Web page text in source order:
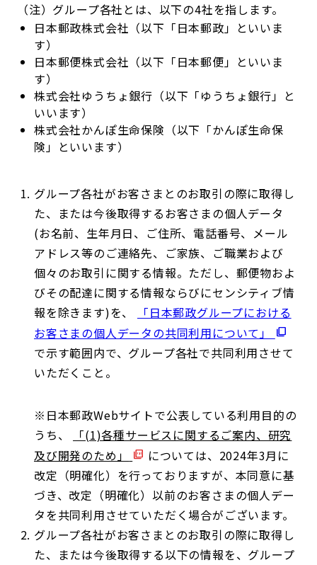
（注）グループ各社とは、以下の4社を指します。
日本郵政株式会社（以下「日本郵政」といいま
す）
日本郵便株式会社（以下「日本郵便」といいま
す）
株式会社ゆうちょ銀行（以下「ゆうちょ銀行」と
いいます）
株式会社かんぽ生命保険（以下「かんぽ生命保
険」といいます）
グループ各社がお客さまとのお取引の際に取得し
た、または今後取得するお客さまの個人データ
(お名前、生年月日、ご住所、電話番号、メール
アドレス等のご連絡先、ご家族、ご職業および
個々のお取引に関する情報。ただし、郵便物およ
びその配達に関する情報ならびにセンシティブ情
報を除きます)を、
「日本郵政グループにおける
お客さまの個人データの共同利用について」
で示す範囲内で、グループ各社で共同利用させて
いただくこと。
※日本郵政Webサイトで公表している利用目的の
うち、
「(1)各種サービスに関するご案内、研究
及び開発のため」
については、2024年3月に
改定（明確化）を行っておりますが、本同意に基
づき、改定（明確化）以前のお客さまの個人デー
タを共同利用させていただく場合がございます。
グループ各社がお客さまとのお取引の際に取得し
た、または今後取得する以下の情報を、グループ